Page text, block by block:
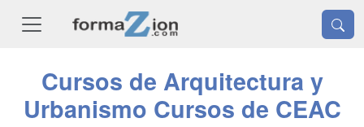
Cursos de Arquitectura y
Urbanismo Cursos de CEAC